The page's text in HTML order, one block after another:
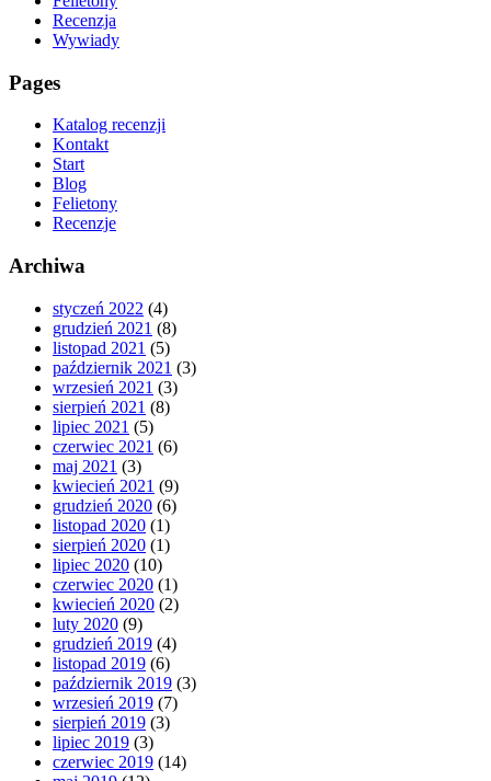
Recenzja
Wywiady
Pages
Katalog recenzji
Kontakt
Start
Blog
Felietony
Recenzje
Archiwa
styczeń 2022 (4)
grudzień 2021 (8)
listopad 2021 (5)
październik 2021 (3)
wrzesień 2021 (3)
sierpień 2021 (8)
lipiec 2021 (5)
czerwiec 2021 (6)
maj 2021 (3)
kwiecień 2021 (9)
grudzień 2020 (6)
listopad 2020 (1)
sierpień 2020 (1)
lipiec 2020 (10)
czerwiec 2020 (1)
kwiecień 2020 (2)
luty 2020 (9)
grudzień 2019 (4)
listopad 2019 (6)
październik 2019 (3)
wrzesień 2019 (7)
sierpień 2019 (3)
lipiec 2019 (3)
czerwiec 2019 (14)